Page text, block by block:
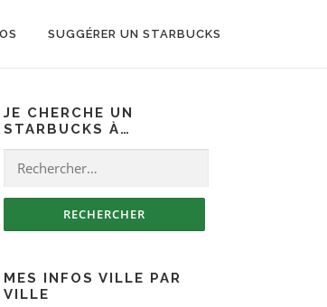
SUGGÉRER UN STARBUCKS
JE CHERCHE UN
STARBUCKS À…
Rechercher :
MES INFOS VILLE PAR
VILLE